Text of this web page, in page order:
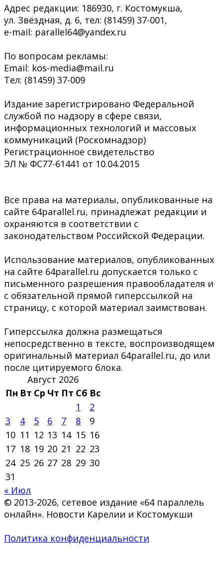
Адрес редакции: 186930, г. Костомукша,
ул. Звёздная, д. 6, тел: (81459) 37-001,
e-mail: parallel64@yandex.ru
По вопросам рекламы:
Email: kos-media@mail.ru
Тел: (81459) 37-009
Издание зарегистрировано Федеральной
службой по надзору в сфере связи,
информационных технологий и массовых
коммуникаций (Роскомнадзор)
Регистрационное свидетельство
ЭЛ № ФС77-61441 от 10.04.2015
Все права на материалы, опубликованные на
сайте 64parallel.ru, принадлежат редакции и
охраняются в соответствии с
законодательством Российской Федерации.
Использование материалов, опубликованных
на сайте 64parallel.ru допускается только с
письменного разрешения правообладателя и
с обязательной прямой гиперссылкой на
страницу, с которой материал заимствован.
Гиперссылка должна размещаться
непосредственно в тексте, воспроизводящем
оригинальный материал 64parallel.ru, до или
после цитируемого блока.
Август 2026
Пн Вт Ср Чт Пт Сб Вс
1
2
3
4 5 6 7 8
9
10 11 12 13 14 15 16
17 18 19 20 21 22 23
24 25 26 27 28 29 30
31
« Июл
© 2013-2026, сетевое издание «64 параллель
онлайн». Новости Карелии и Костомукши
Политика конфиденциальности